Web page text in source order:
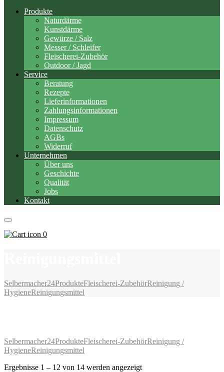
Produkte
Naturdärme
Kunstdärme
Gewürze / Salz
Messer / Schleifer
Fleischerei-Zubehör
Outdoor / Jagd
Service
Beratung
Rezepte
Lieferinformationen
Zahlungsinformationen
Impressum
Datenschutz
AGBs
Widerruf
Unternehmen
Über uns
Geschichte
Qualität
Jobs
Kontakt
0
Selbermacher24ProdukteFleischerei-ZubehörReinigung /
HygieneReinigungsmittel
Selbermacher24ProdukteFleischerei-ZubehörReinigung /
HygieneReinigungsmittel
Ergebnisse 1 – 12 von 14 werden angezeigt